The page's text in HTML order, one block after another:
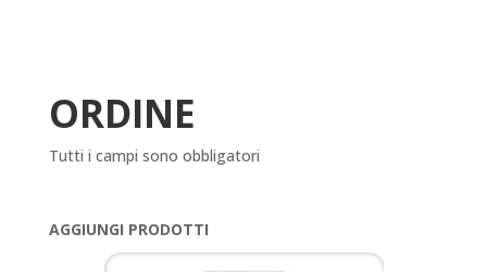
ORDINE
Tutti i campi sono obbligatori
AGGIUNGI PRODOTTI